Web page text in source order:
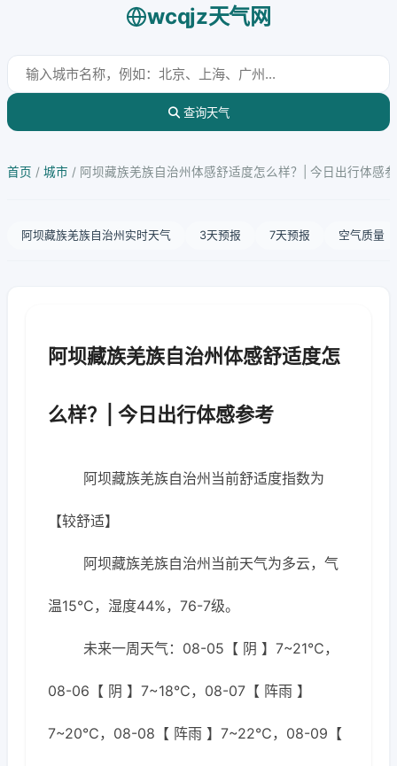
wcqjz天气网
查询天气
首页 / 城市 / 阿坝藏族羌族自治州体感舒适度怎么样？| 今日出行体感
阿坝藏族羌族自治州实时天气 3天预报 7天预报 空气质量
阿坝藏族羌族自治州体感舒适度怎
么样？| 今日出行体感参考
阿坝藏族羌族自治州当前舒适度指数为
【较舒适】
阿坝藏族羌族自治州当前天气为多云，气
温15℃，湿度44%，76-7级。
未来一周天气：08-05【 阴 】7~21℃，
08-06【 阴 】7~18℃，08-07【 阵雨 】
7~20℃，08-08【 阵雨 】7~22℃，08-09【